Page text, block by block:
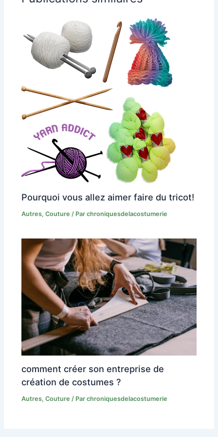
Pourquoi vous allez aimer faire du tricot!
Autres,Couture / Parchroniquesdelacostumerie
comment créer son entreprise de
création de costumes ?
Autres,Couture / Parchroniquesdelacostumerie